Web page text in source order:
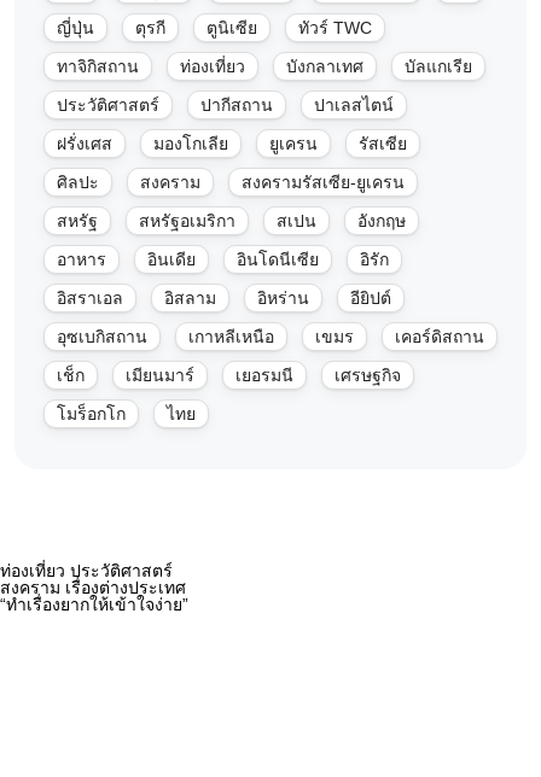
ญี่ปุ่น
ตุรกี ตูนิเซีย
ทัวร์ TWC
ทาจิกิสถาน
ท่องเที่ยว บังกลาเทศ
บัลแกเรีย
ประวัติศาสตร์
ปากีสถาน
ปาเลสไตน์
ฝรั่งเศส
มองโกเลีย ยูเครน
รัสเซีย
ศิลปะ
สงคราม
สงครามรัสเซีย-ยูเครน
สหรัฐ
สหรัฐอเมริกา สเปน
อังกฤษ
อาหาร
อินเดีย อินโดนีเซีย
อิรัก
อิสราเอล
อิสลาม อิหร่าน
อียิปต์
อุซเบกิสถาน
เกาหลีเหนือ เขมร
เคอร์ดิสถาน
เช็ก
เมียนมาร์ เยอรมนี
เศรษฐกิจ
โมร็อกโก
ไทย
ท่องเที่ยว ประวัติศาสตร์
สงคราม เรื่องต่างประเทศ
“ทำเรื่องยากให้เข้าใจง่าย”